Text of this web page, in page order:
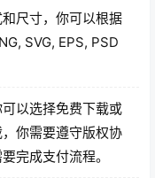
尺寸，你可以根据
SVG, EPS, PSD
以选择免费下载或
你需要遵守版权协
完成支付流程。